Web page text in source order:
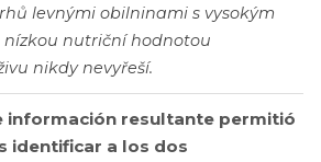
levnými obilninami s vysokým
nutriční hodnotou
nikdy nevyřeší.
información resultante permitió
identificar a los dos